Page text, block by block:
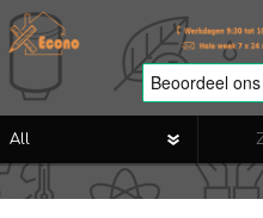
REGISTREREN